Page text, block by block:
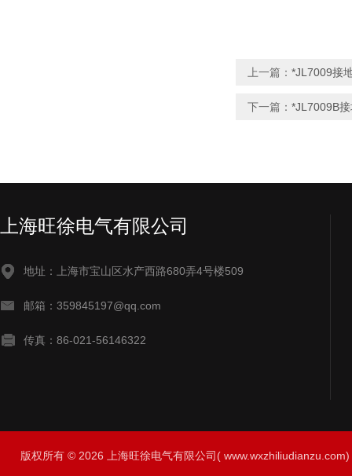
上一篇： *JL7009接
下一篇： *JL7009B
上海旺徐电气有限公司
地址：上海市宝山区水产西路680弄4号楼509
邮箱：359845197@qq.com
传真：86-021-56146322
版权所有 © 2026 上海旺徐电气有限公司(